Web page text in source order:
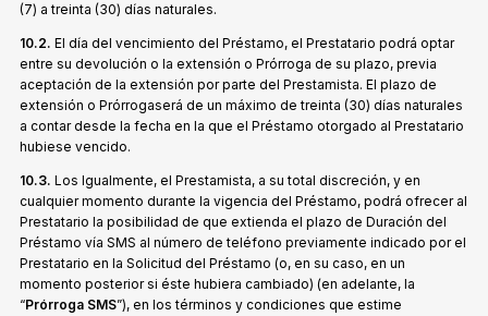
(7) a treinta (30) días naturales.
10.2. El día del vencimiento del Préstamo, el Prestatario podrá optar
entre su devolución o la extensión o Prórroga de su plazo, previa
aceptación de la extensión por parte del Prestamista. El plazo de
extensión o Prórrogaserá de un máximo de treinta (30) días naturales
a contar desde la fecha en la que el Préstamo otorgado al Prestatario
hubiese vencido.
10.3. Los Igualmente, el Prestamista, a su total discreción, y en
cualquier momento durante la vigencia del Préstamo, podrá ofrecer al
Prestatario la posibilidad de que extienda el plazo de Duración del
Préstamo vía SMS al número de teléfono previamente indicado por el
Prestatario en la Solicitud del Préstamo (o, en su caso, en un
momento posterior si éste hubiera cambiado) (en adelante, la
“Prórroga SMS”), en los términos y condiciones que estime